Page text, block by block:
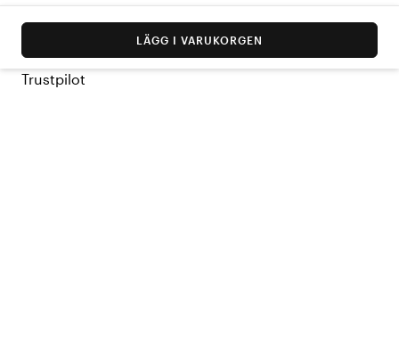
LÄGG I VARUKORGEN
Trustpilot